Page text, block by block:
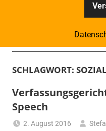
Kompass
–
Zeitung
für
Piraten
SCHLAGWORT:
Speech
2. August 2016